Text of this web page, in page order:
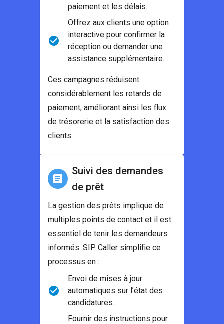
paiement et les délais.
Offrez aux clients une option
interactive pour confirmer la
réception ou demander une
assistance supplémentaire.
Ces campagnes réduisent
considérablement les retards de
paiement, améliorant ainsi les flux
de trésorerie et la satisfaction des
clients.
Suivi des demandes
de prêt
La gestion des prêts implique de
multiples points de contact et il est
essentiel de tenir les demandeurs
informés. SIP Caller simplifie ce
processus en :
Envoi de mises à jour
automatiques sur l’état des
candidatures.
Fournir des instructions pour